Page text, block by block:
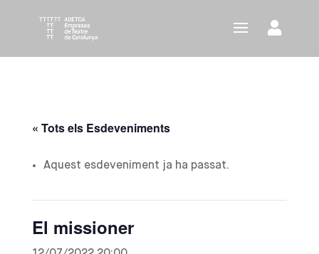
« Tots els Esdeveniments
Aquest esdeveniment ja ha passat.
El missioner